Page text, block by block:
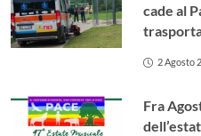
cade al
2 Agosto
Fra